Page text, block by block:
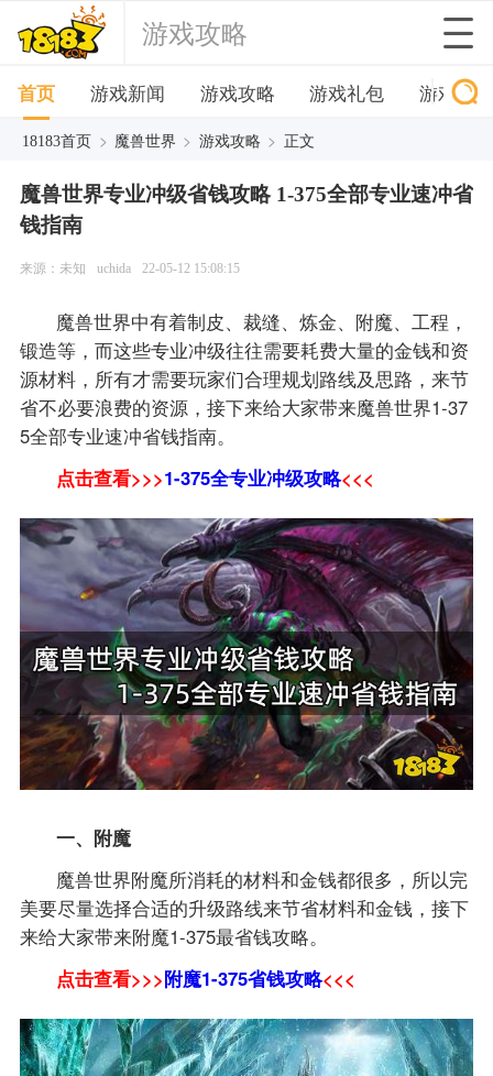
游戏攻略
首页 游戏新闻 游戏攻略 游戏礼包 游戏下
18183首页 > 魔兽世界 > 游戏攻略 > 正文
魔兽世界专业冲级省钱攻略 1-375全部专业速冲省
钱指南
来源：未知 uchida 22-05-12 15:08:15
魔兽世界中有着制皮、裁缝、炼金、附魔、工程，
锻造等，而这些专业冲级往往需要耗费大量的金钱和资
源材料，所有才需要玩家们合理规划路线及思路，来节
省不必要浪费的资源，接下来给大家带来魔兽世界1-37
5全部专业速冲省钱指南。
点击查看>>>1-375全专业冲级攻略<<<
一、附魔
魔兽世界附魔所消耗的材料和金钱都很多，所以完
美要尽量选择合适的升级路线来节省材料和金钱，接下
来给大家带来附魔1-375最省钱攻略。
点击查看>>>附魔1-375省钱攻略<<<